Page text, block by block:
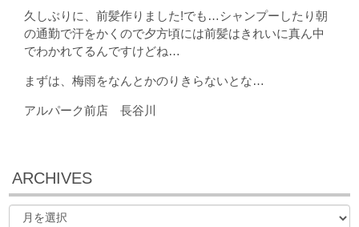
久しぶりに、前髪作りました!でも…シャンプーしたり朝
の通勤で汗をかくので夕方頃には前髪はきれいに真ん中
でわかれてるんですけどね…
まずは、梅雨をなんとかのりきらないとな…
アルパーク前店 長谷川
ARCHIVES